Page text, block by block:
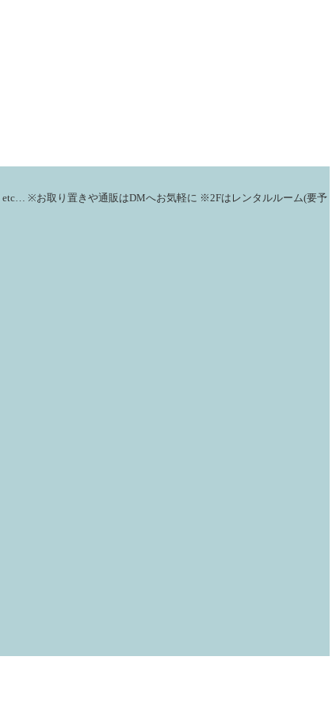
etc… ※お取り置きや通販はDMへお気軽に ※2Fはレンタルルーム(要予